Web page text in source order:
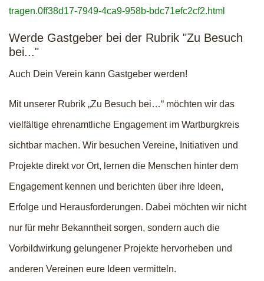
tragen.0ff38d17-7949-4ca9-958b-bdc71efc2cf2.html
Werde Gastgeber bei der Rubrik "Zu Besuch
bei..."
Auch Dein Verein kann Gastgeber werden!
Mit unserer Rubrik „Zu Besuch bei…“ möchten wir das
vielfältige ehrenamtliche Engagement im Wartburgkreis
sichtbar machen. Wir besuchen Vereine, Initiativen und
Projekte direkt vor Ort, lernen die Menschen hinter dem
Engagement kennen und berichten über ihre Ideen,
Erfolge und Herausforderungen. Dabei möchten wir nicht
nur für mehr Bekanntheit sorgen, sondern auch die
Vorbildwirkung gelungener Projekte hervorheben und
anderen Vereinen eure Ideen vermitteln.